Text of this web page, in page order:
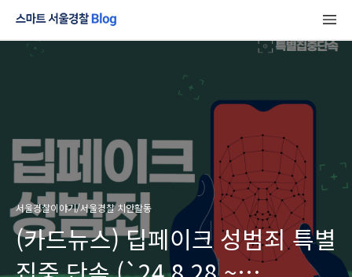
서울경찰이야기/서울경찰 치안활동
(카드뉴스) 딥페이크 성범죄 특별